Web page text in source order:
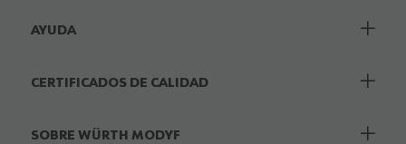
AYUDA
CERTIFICADOS DE CALIDAD
SOBRE WÜRTH MODYF